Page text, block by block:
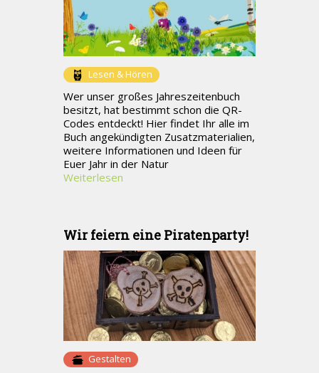
Lesen & Hören
Wer unser großes Jahreszeitenbuch
besitzt, hat bestimmt schon die QR-
Codes entdeckt! Hier findet Ihr alle im
Buch angekündigten Zusatzmaterialien,
weitere Informationen und Ideen für
Euer Jahr in der Natur
Weiterlesen
Wir feiern eine Piratenparty!
Gestalten